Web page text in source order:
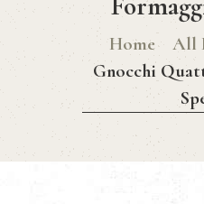
Home All
Gnocchi
RÉSERVATION